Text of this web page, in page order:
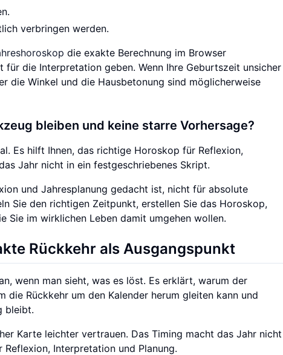
verbringen werden.
die exakte Berechnung im Browser
für die Interpretation geben. Wenn Ihre Geburtszeit unsicher
die Winkel und die Hausbetonung sind möglicherweise
bleiben und keine starre Vorhersage?
Es hilft Ihnen, das richtige Horoskop für Reflexion,
Jahr nicht in ein festgeschriebenes Skript.
und Jahresplanung gedacht ist, nicht für absolute
Sie den richtigen Zeitpunkt, erstellen Sie das Horoskop,
Sie im wirklichen Leben damit umgehen wollen.
Rückkehr als Ausgangspunkt
wenn man sieht, was es löst. Es erklärt, warum der
Rückkehr um den Kalender herum gleiten kann und
bleibt.
Karte leichter vertrauen. Das Timing macht das Jahr nicht
Interpretation und Planung.